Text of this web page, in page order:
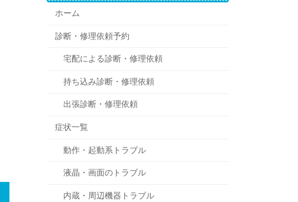
ホーム
診断・修理依頼予約
宅配による診断・修理依頼
持ち込み診断・修理依頼
出張診断・修理依頼
症状一覧
動作・起動系トラブル
液晶・画面のトラブル
内蔵・周辺機器トラブル